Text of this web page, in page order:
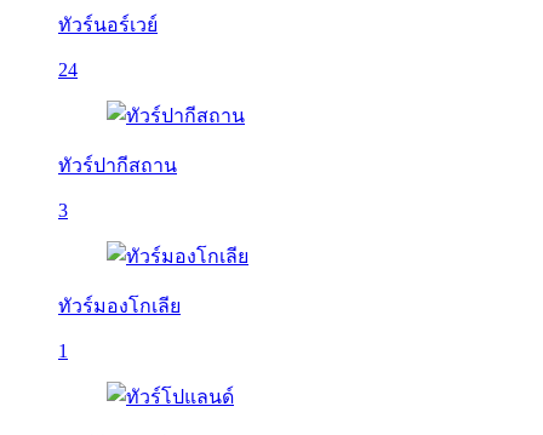
ทัวร์นอร์เวย์
24
ทัวร์ปากีสถาน
3
ทัวร์มองโกเลีย
1